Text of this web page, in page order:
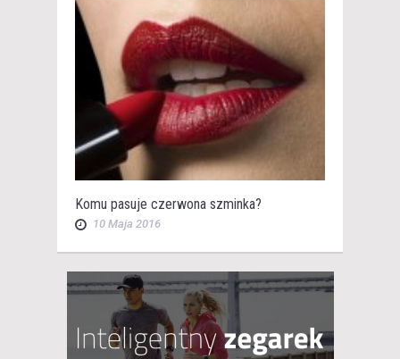
Komu pasuje czerwona szminka?
10 Maja 2016